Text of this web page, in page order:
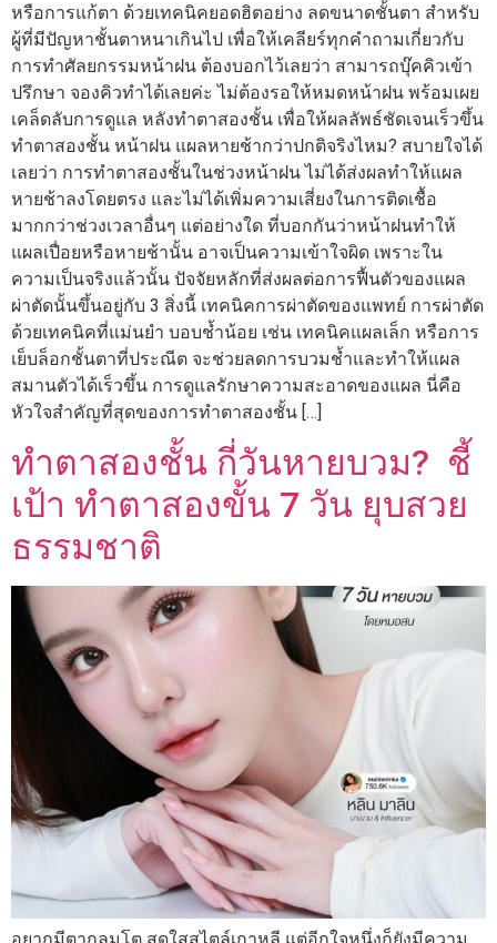
หรือการแก้ตา ด้วยเทคนิคยอดฮิตอย่าง ลดขนาดชั้นตา สำหรับ
ผู้ที่มีปัญหาชั้นตาหนาเกินไป เพื่อให้เคลียร์ทุกคำถามเกี่ยวกับ
การทำศัลยกรรมหน้าฝน ต้องบอกไว้เลยว่า สามารถบุ๊คคิวเข้า
ปรึกษา จองคิวทำได้เลยค่ะ ไม่ต้องรอให้หมดหน้าฝน พร้อมเผย
เคล็ดลับการดูแล หลังทำตาสองชั้น เพื่อให้ผลลัพธ์ชัดเจนเร็วขึ้น
ทำตาสองชั้น หน้าฝน แผลหายช้ากว่าปกติจริงไหม? สบายใจได้
เลยว่า การทำตาสองชั้นในช่วงหน้าฝน ไม่ได้ส่งผลทำให้แผล
หายช้าลงโดยตรง และไม่ได้เพิ่มความเสี่ยงในการติดเชื้อ
มากกว่าช่วงเวลาอื่นๆ แต่อย่างใด ที่บอกกันว่าหน้าฝนทำให้
แผลเปื่อยหรือหายช้านั้น อาจเป็นความเข้าใจผิด เพราะใน
ความเป็นจริงแล้วนั้น ปัจจัยหลักที่ส่งผลต่อการฟื้นตัวของแผล
ผ่าตัดนั้นขึ้นอยู่กับ 3 สิ่งนี้ เทคนิคการผ่าตัดของแพทย์ การผ่าตัด
ด้วยเทคนิคที่แม่นยำ บอบช้ำน้อย เช่น เทคนิคแผลเล็ก หรือการ
เย็บล็อกชั้นตาที่ประณีต จะช่วยลดการบวมช้ำและทำให้แผล
สมานตัวได้เร็วขึ้น การดูแลรักษาความสะอาดของแผล นี่คือ
หัวใจสำคัญที่สุดของการทำตาสองชั้น […]
ทำตาสองชั้น กี่วันหายบวม? ชี้
เป้า ทำตาสองขั้น 7 วัน ยุบสวย
ธรรมชาติ